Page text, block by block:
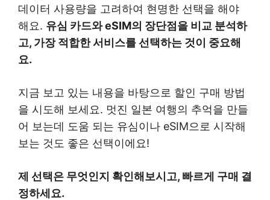
데이터 사용량을 고려하여 현명한 선택을 해야
해요. 유심 카드와 eSIM의 장단점을 비교 분석하
고, 가장 적합한 서비스를 선택하는 것이 중요해
요.
지금 보고 있는 내용을 바탕으로 할인 구매 방법
을 시도해 보세요. 멋진 일본 여행의 추억을 만들
어 보는데 도움 되는 유심이나 eSIM으로 시작해
보는 것도 좋은 선택이에요!
제 선택은 무엇인지 확인해보시고, 빠르게 구매 결
정하세요.